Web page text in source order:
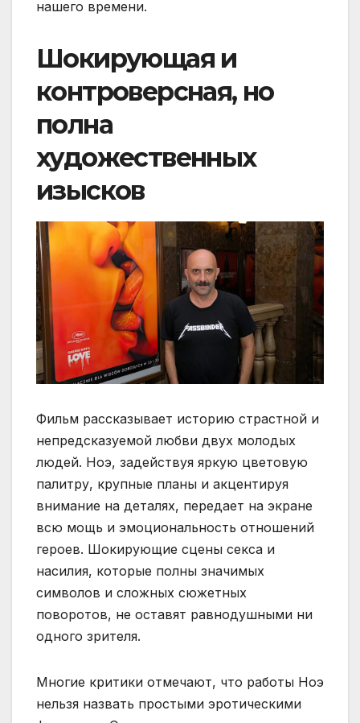
нашего времени.
Шокирующая и
контроверсная, но
полна
художественных
изысков
Фильм рассказывает историю страстной и
непредсказуемой любви двух молодых
людей. Ноэ, задействуя яркую цветовую
палитру, крупные планы и акцентируя
внимание на деталях, передает на экране
всю мощь и эмоциональность отношений
героев. Шокирующие сцены секса и
насилия, которые полны значимых
символов и сложных сюжетных
поворотов, не оставят равнодушными ни
одного зрителя.
Многие критики отмечают, что работы Ноэ
нельзя назвать простыми эротическими